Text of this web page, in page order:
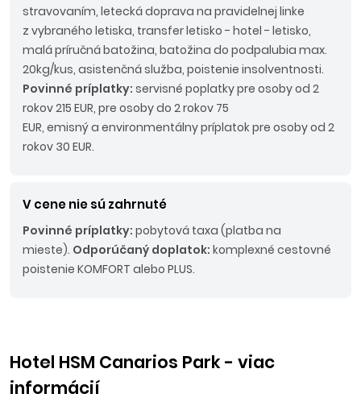
stravovaním, letecká doprava na pravidelnej linke
z vybraného letiska, transfer letisko - hotel - letisko,
malá príručná batožina, batožina do podpalubia max.
20kg/kus, asistenčná služba, poistenie insolventnosti.
Povinné príplatky: servisné poplatky pre osoby od 2
rokov 215 EUR, pre osoby do 2 rokov 75
EUR, emisný a environmentálny príplatok pre osoby od 2
rokov 30 EUR.
V cene nie sú zahrnuté
Povinné príplatky: pobytová taxa (platba na
mieste). Odporúčaný doplatok: komplexné cestovné
poistenie KOMFORT alebo PLUS.
Hotel HSM Canarios Park - viac
informácií